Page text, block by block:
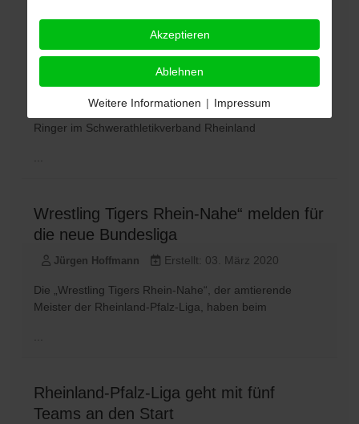
Ringer ermitteln neue Rheinland-Meister
in Bad Kreuznach
Das neue Sportjahr beginnt für die Ringerinnen und
Ringer im Schwerathletikverband Rheinland
Wrestling Tigers Rhein-Nahe“ melden für
die neue Bundesliga
Jürgen Hoffmann Erstellt: 03. März 2020
Die „Wrestling Tigers Rhein-Nahe“, der amtierende
Meister der Rheinland-Pfalz-Liga, haben beim
Rheinland-Pfalz-Liga geht mit fünf
Teams an den Start
Akzeptieren
Ablehnen
Weitere Informationen | Impressum